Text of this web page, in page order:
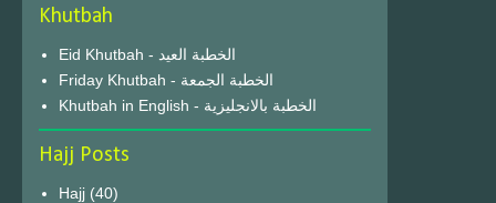
Khutbah
Eid Khutbah - الخطبة العيد
Friday Khutbah - الخطبة الجمعة
Khutbah in English - الخطبة بالانجليزية
Hajj Posts
Hajj (40)